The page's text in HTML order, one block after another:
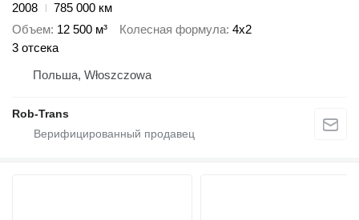
2008
785 000 км
Объем 12 500 м³ Колесная формула 4x2
3 отсека
Польша, Włoszczowa
Rob-Trans